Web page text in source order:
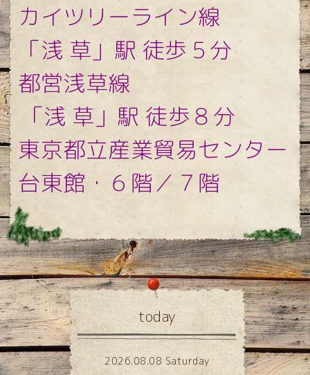
カイツリーライン線
「浅 草」駅 徒歩５分
都営浅草線
「浅 草」駅 徒歩８分
東京都立産業貿易センター
台東館・６階／７階
today
2026.08.08 Saturday